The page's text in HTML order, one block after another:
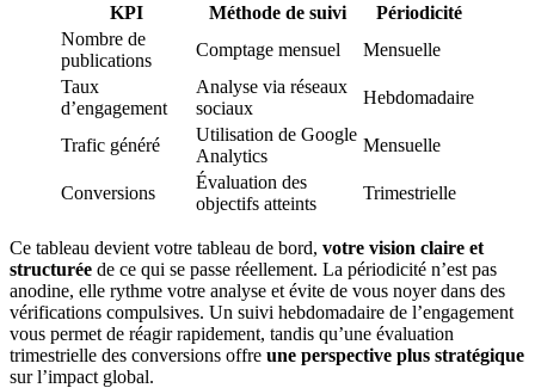
KPI Méthode de suivi
Périodicité
Nombre de
publications
Comptage mensuel
Mensuelle
Taux
d’engagement
Analyse via réseaux
sociaux
Hebdomadaire
Trafic généré
Utilisation de Google
Analytics
Mensuelle
Conversions
Évaluation des
objectifs atteints
Trimestrielle
Ce tableau devient votre tableau de bord, votre vision claire et
structurée de ce qui se passe réellement. La périodicité n’est pas
anodine, elle rythme votre analyse et évite de vous noyer dans des
vérifications compulsives. Un suivi hebdomadaire de l’engagement
vous permet de réagir rapidement, tandis qu’une évaluation
trimestrielle des conversions offre une perspective plus stratégique
sur l’impact global.